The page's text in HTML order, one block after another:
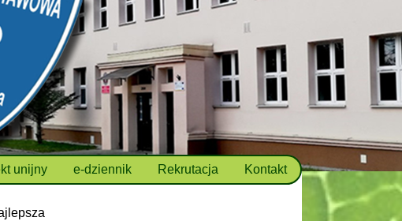
unijny e-dziennik Rekrutacja Kontakt